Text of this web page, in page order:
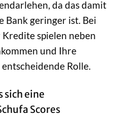
da das damit
Bank geringer ist. Bei
spielen neben
und Ihre
Rolle.
sich eine
Scores